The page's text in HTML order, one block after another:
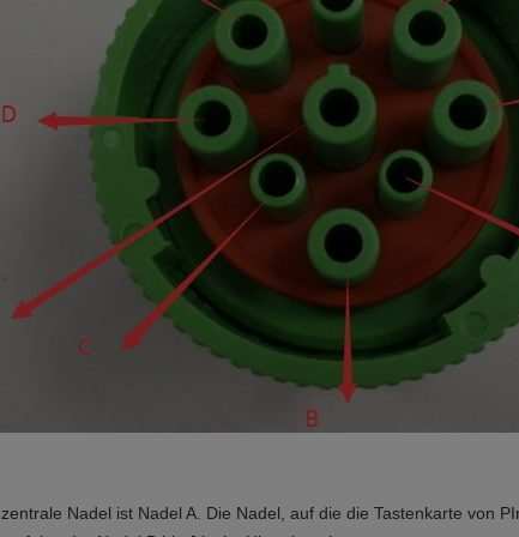
Nadel ist Nadel A. Die Nadel, auf die die Tastenkarte von